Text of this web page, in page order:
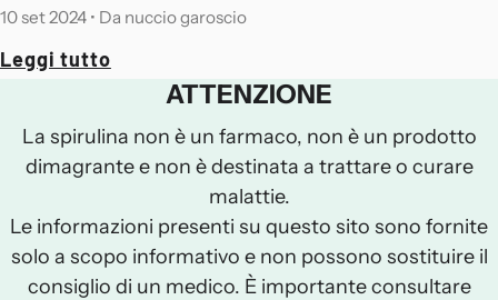
10 set 2024 • Da nuccio garoscio
Leggi tutto
ATTENZIONE
La spirulina non è un farmaco, non è un prodotto
dimagrante e non è destinata a trattare o curare
malattie.
Le informazioni presenti su questo sito sono fornite
solo a scopo informativo e non possono sostituire il
consiglio di un medico. È importante consultare